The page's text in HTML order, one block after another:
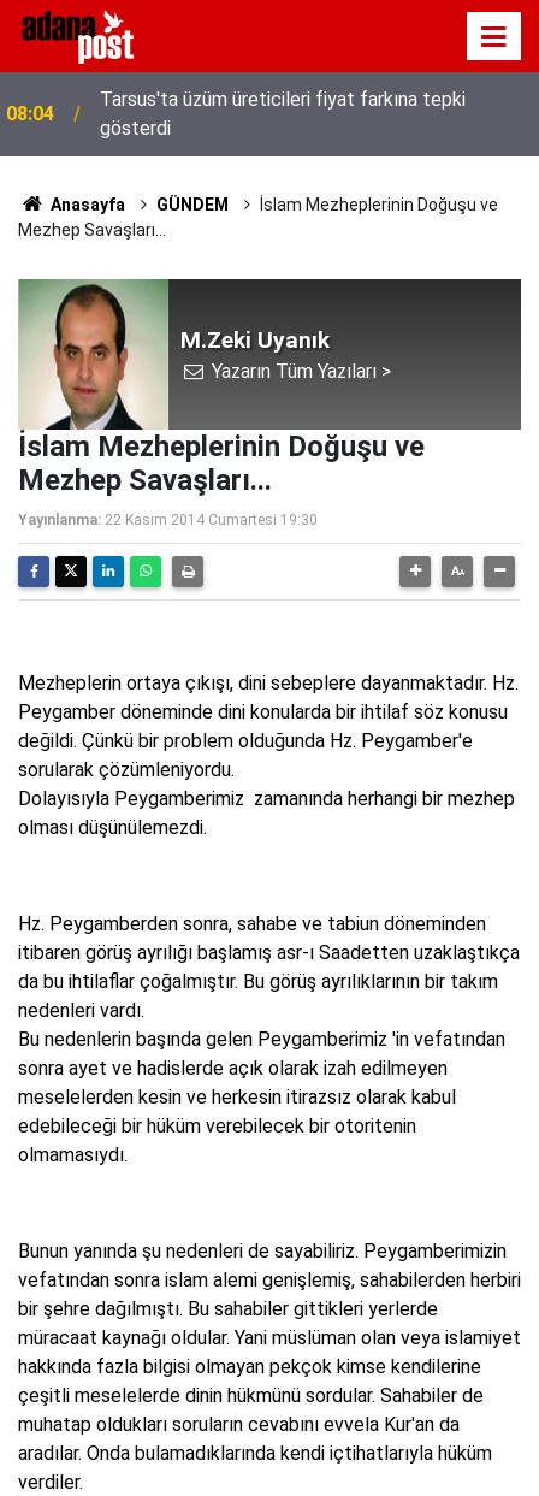
08:04
Tarsus'ta üzüm üreticileri fiyat farkına tepki
gösterdi
Anasayfa GÜNDEM
İslam Mezheplerinin Doğuşu ve
Mezhep Savaşları...
M.Zeki Uyanık
Yazarın Tüm Yazıları >
İslam Mezheplerinin Doğuşu ve
Mezhep Savaşları...
Yayınlanma: 22 Kasım 2014 Cumartesi 19:30
Mezheplerin ortaya çıkışı, dini sebeplere dayanmaktadır. Hz.
Peygamber döneminde dini konularda bir ihtilaf söz konusu
değildi. Çünkü bir problem olduğunda Hz. Peygamber'e
sorularak çözümleniyordu.
Dolayısıyla Peygamberimiz zamanında herhangi bir mezhep
olması düşünülemezdi.
Hz. Peygamberden sonra, sahabe ve tabiun döneminden
itibaren görüş ayrılığı başlamış asr-ı Saadetten uzaklaştıkça
da bu ihtilaflar çoğalmıştır. Bu görüş ayrılıklarının bir takım
nedenleri vardı.
Bu nedenlerin başında gelen Peygamberimiz 'in vefatından
sonra ayet ve hadislerde açık olarak izah edilmeyen
meselelerden kesin ve herkesin itirazsız olarak kabul
edebileceği bir hüküm verebilecek bir otoritenin
olmamasıydı.
Bunun yanında şu nedenleri de sayabiliriz. Peygamberimizin
vefatından sonra islam alemi genişlemiş, sahabilerden herbiri
bir şehre dağılmıştı. Bu sahabiler gittikleri yerlerde
müracaat kaynağı oldular. Yani müslüman olan veya islamiyet
hakkında fazla bilgisi olmayan pekçok kimse kendilerine
çeşitli meselelerde dinin hükmünü sordular. Sahabiler de
muhatap oldukları soruların cevabını evvela Kur'an da
aradılar. Onda bulamadıklarında kendi içtihatlarıyla hüküm
verdiler.